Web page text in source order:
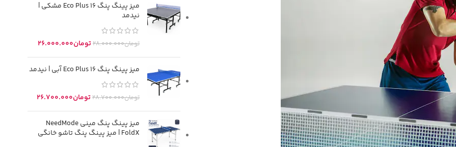
میز پینگ پنگ Eco Plus 16 مشکی |
نیدمد
تومان28.000.000تومان26.000.000
میز پینگ پنگ Eco Plus 16 آبی | نیدمد
تومان28.700.000تومان26.700.000
میز پینگ پنگ مینی NeedMode
FoldX | میز پینگ پنگ تاشو خانگی